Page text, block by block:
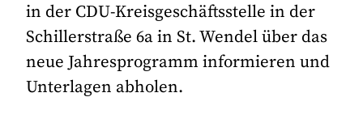
in der CDU-Kreisgeschäftsstelle in der
Schillerstraße 6a in St. Wendel über das
neue Jahresprogramm informieren und
Unterlagen abholen.